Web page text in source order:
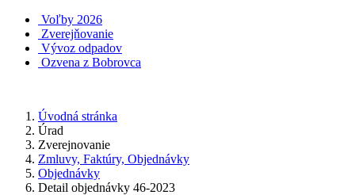
Voľby 2026
Zverejňovanie
Vývoz odpadov
Ozvena z Bobrovca
Úvodná stránka
Úrad
Zverejnovanie
Zmluvy, Faktúry, Objednávky
Objednávky
Detail objednávky 46-2023